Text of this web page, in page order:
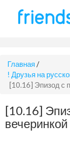
Главная /
! Друзья на
[10.16] Эпизод с
[10.16]